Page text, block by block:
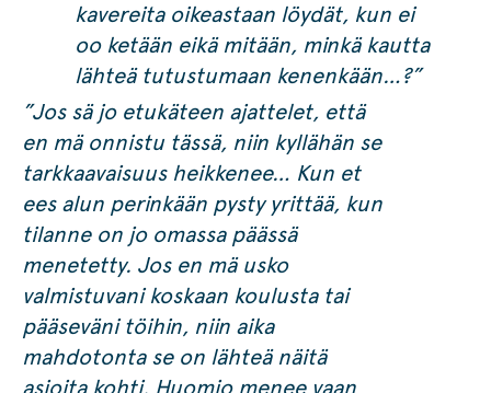
kavereita oikeastaan löydät, kun ei
oo ketään eikä mitään, minkä kautta
lähteä tutustumaan kenenkään…?”
”Jos sä jo etukäteen ajattelet, että
en mä onnistu tässä, niin kyllähän se
tarkkaavaisuus heikkenee… Kun et
ees alun perinkään pysty yrittää, kun
tilanne on jo omassa päässä
menetetty. Jos en mä usko
valmistuvani koskaan koulusta tai
pääseväni töihin, niin aika
mahdotonta se on lähteä näitä